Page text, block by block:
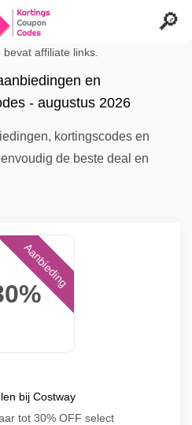
bevat affiliate links.
en
- augustus 2026
kortingscodes en
de beste deal en
Aanbieding
bij Costway
tot 30% OFF select